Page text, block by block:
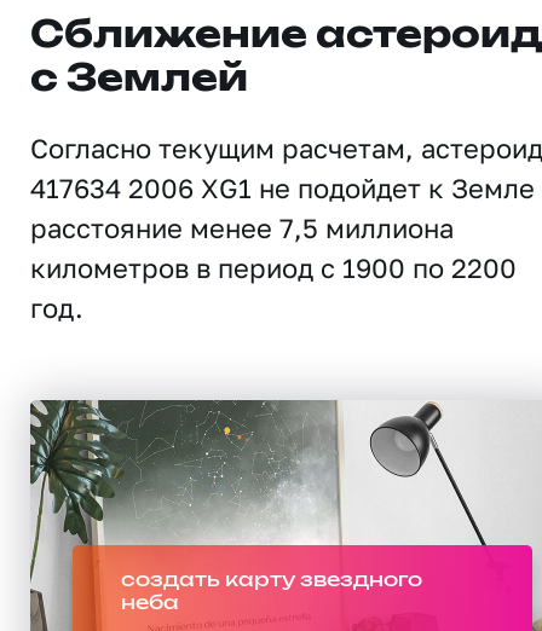
Сближение
с Землей
Согласно текущим расчетам, астероид
417634 2006 XG1 не подойдет к Земле
расстояние менее 7,5 миллиона
километров в период с 1900 по 2200
год.
создать карту звездного
неба